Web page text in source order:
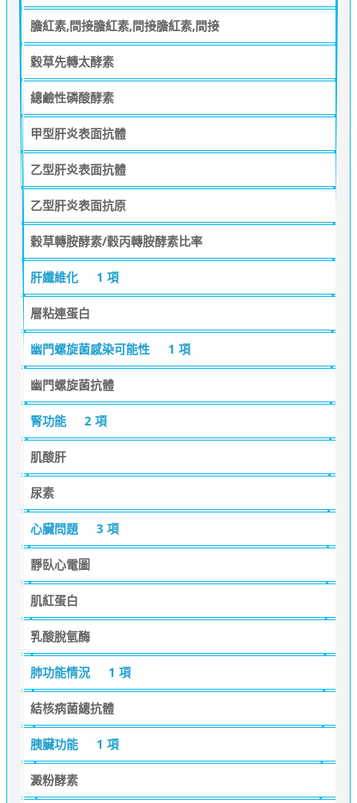
膽紅素,間接膽紅素,間接膽紅素,間接
穀草先轉太酵素
總鹼性磷酸酵素
甲型肝炎表面抗體
乙型肝炎表面抗體
乙型肝炎表面抗原
穀草轉胺酵素/穀丙轉胺酵素比率
肝纖維化 1 項
層粘連蛋白
幽門螺旋菌感染可能性 1 項
幽門螺旋菌抗體
腎功能 2 項
肌酸肝
尿素
心臟問題 3 項
靜臥心電圖
肌紅蛋白
乳酸脫氫酶
肺功能情況 1 項
結核病菌總抗體
胰臟功能 1 項
澱粉酵素